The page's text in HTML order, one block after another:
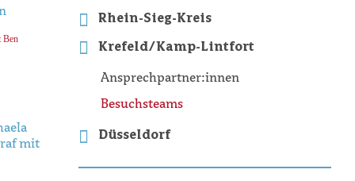
Ben
Rhein-Sieg-Kreis
Krefeld/Kamp-Lintfort
Ansprechpartner:innen
Besuchsteams
Düsseldorf